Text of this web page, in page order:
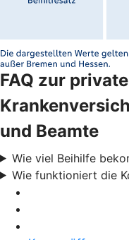
FAQ zur
und Beamte
Wie viel Beihilfe
Wie funktioniert die